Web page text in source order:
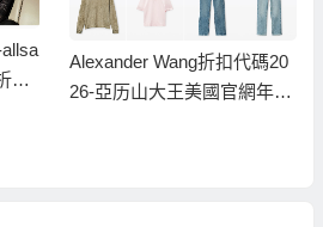
Alexander Wang折扣代碼20
26-亞历山大王美國官網年終